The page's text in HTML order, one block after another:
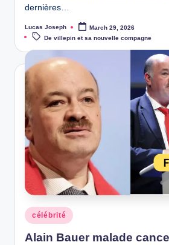
dernières…
Posted
by
Lucas Joseph March 29, 2026
Tags:
De villepin et sa nouvelle compagne
Posted
in
célébrité
Alain Bauer malade